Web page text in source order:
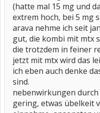
(hatte mal 15 mg und
extrem hoch, bei 5 mg
arava nehme ich seit
gut, die kombi mit mtx
die trotzdem in feiner
jetzt mit mtx wird das
ich eben auch denke
sind.
nebenwirkungen
gering, etwas übelkeit